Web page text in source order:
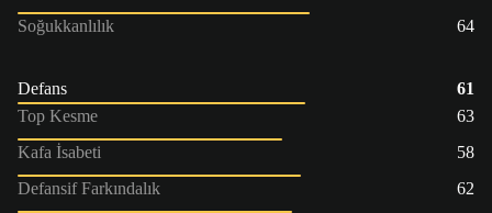
Soğukkanlılık
64
Defans
61
Top Kesme
63
Kafa İsabeti
58
Defansif Farkındalık
62